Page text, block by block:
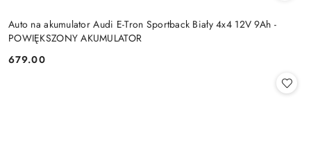
Auto na akumulator Audi E-Tron Sportback Biały 4x4 12V 9Ah -
POWIĘKSZONY AKUMULATOR
Cena:
679.00